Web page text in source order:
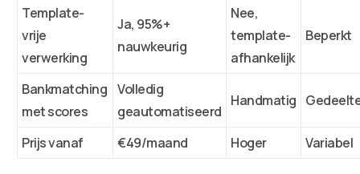
Template-
vrije
verwerking
Ja, 95%+
nauwkeurig
Nee,
template-
afhankelijk
Beperkt
Bankmatching
met scores
Volledig
geautomatiseerd
Handmatig
Prijs vanaf €49/maand Hoger Variabel